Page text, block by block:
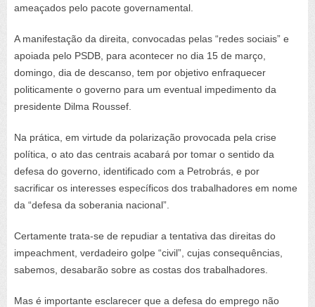
ameaçados pelo pacote governamental.
A manifestação da direita, convocadas pelas “redes sociais” e
apoiada pelo PSDB, para acontecer no dia 15 de março,
domingo, dia de descanso, tem por objetivo enfraquecer
politicamente o governo para um eventual impedimento da
presidente Dilma Roussef.
Na prática, em virtude da polarização provocada pela crise
política, o ato das centrais acabará por tomar o sentido da
defesa do governo, identificado com a Petrobrás, e por
sacrificar os interesses específicos dos trabalhadores em nome
da “defesa da soberania nacional”.
Certamente trata-se de repudiar a tentativa das direitas do
impeachment, verdadeiro golpe “civil”, cujas consequências,
sabemos, desabarão sobre as costas dos trabalhadores.
Mas é importante esclarecer que a defesa do emprego não